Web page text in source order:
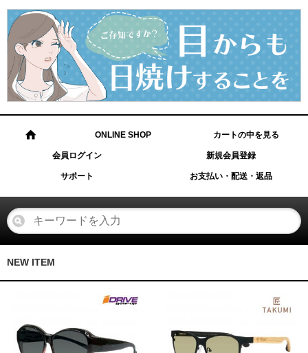
ONLINE SHOP カートの中を見る
会員ログイン 新規会員登録
サポート お支払い・配送・返品
NEW ITEM